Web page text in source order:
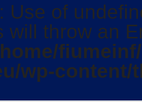
: Use of
will throw an
wp-content/